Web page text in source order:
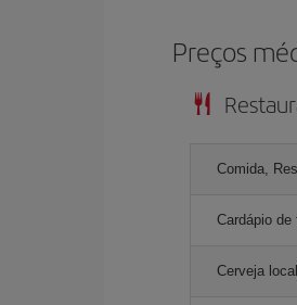
Preços
Comida,
Cardápio de
Cerveja